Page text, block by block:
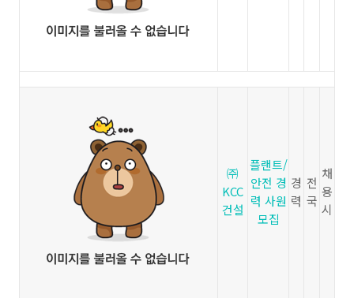
㈜
KCC
건설
플랜트/
안전 경
력 사원
모집
경
력
전
국
채
용
시